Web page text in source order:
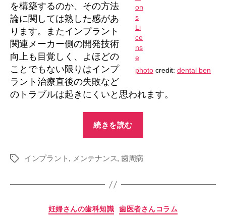
photo credit: dental ben
を構築するのか、その方法
論に関しては熟した感があ
ります。またインプラント
関連メーカー側の開発技術
向上も目覚しく、よほどの
ことでもない限りはインプ
ラント治療直後の失敗など
のトラブルは起きにくいと思われます。
続きを読む
永
に”
タ
インプラント , メンテナンス, 歯周病
カ
妊婦さんの歯科知識 歯医者さんコラム